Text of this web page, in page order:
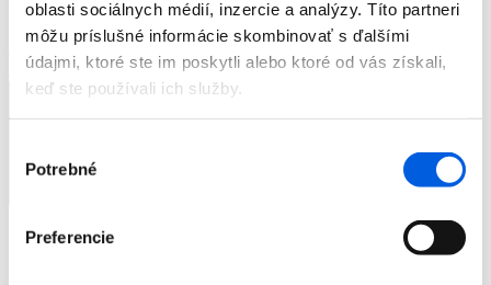
oblasti sociálnych médií, inzercie a analýzy. Títo partneri
môžu príslušné informácie skombinovať s ďalšími
údajmi, ktoré ste im poskytli alebo ktoré od vás získali,
keď ste používali ich služby.
súhlasu
Potrebné
Preferencie
Značky